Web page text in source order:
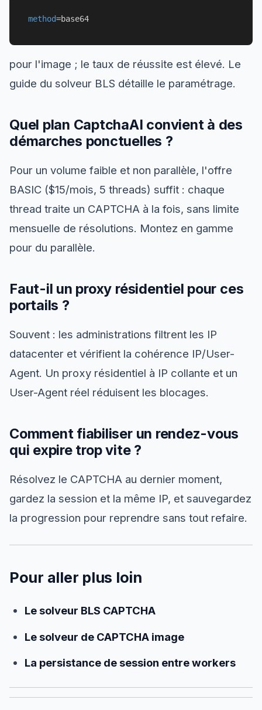
method=base64
pour l'image ; le taux de réussite est élevé. Le
guide du solveur BLS détaille le paramétrage.
Quel plan CaptchaAI convient à des
démarches ponctuelles ?
Pour un volume faible et non parallèle, l'offre
BASIC ($15/mois, 5 threads) suffit : chaque
thread traite un CAPTCHA à la fois, sans limite
mensuelle de résolutions. Montez en gamme
pour du parallèle.
Faut-il un proxy résidentiel pour ces
portails ?
Souvent : les administrations filtrent les IP
datacenter et vérifient la cohérence IP/User-
Agent. Un proxy résidentiel à IP collante et un
User-Agent réel réduisent les blocages.
Comment fiabiliser un rendez-vous
qui expire trop vite ?
Résolvez le CAPTCHA au dernier moment,
gardez la session et la même IP, et sauvegardez
la progression pour reprendre sans tout refaire.
Pour aller plus loin
Le solveur BLS CAPTCHA
Le solveur de CAPTCHA image
La persistance de session entre workers